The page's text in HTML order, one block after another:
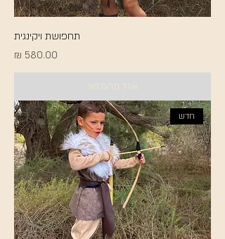
תחפושת ויקינגית
מחיר
אזל מהמלאי
חדש